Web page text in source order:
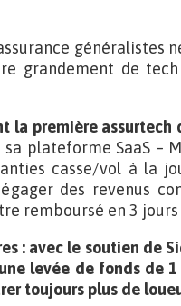
grandement de
la première assurtech
sa plateforme SaaS –
casse/vol à la
des revenus
remboursé en 3 jours
: avec le soutien de
levée de fonds de
toujours plus de